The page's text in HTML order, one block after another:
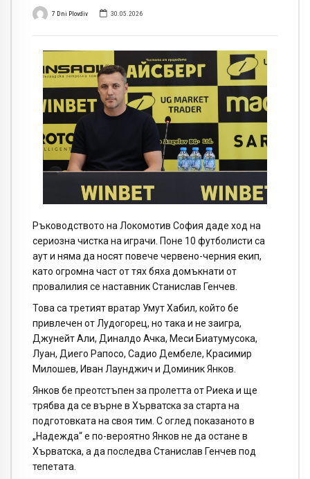
7 Dni Plovdiv 30.05.2026
Ръководството на Локомотив София даде ход на
сериозна чистка на играчи. Поне 10 футболисти са
аут и няма да носят повече червено-черния екип,
като огромна част от тях бяха домъкнати от
провалилия се наставник Станислав Генчев.
Това са третият вратар Умут Хабил, който бе
привлечен от Лудогорец, но така и не заигра,
Джунейт Али, Диналдо Ачка, Меси Биатумусока,
Луан, Диего Рапосо, Садио Дембеле, Красимир
Милошев, Иван Лаунджич и Доминик Янков.
Янков бе преотстъпен за пролетта от Риека и ще
трябва да се върне в Хърватска за старта на
подготовката на своя тим. С оглед показаното в
„Надежда“ е по-вероятно Янков не да остане в
Хърватска, а да последва Станислав Генчев под
тепетата.